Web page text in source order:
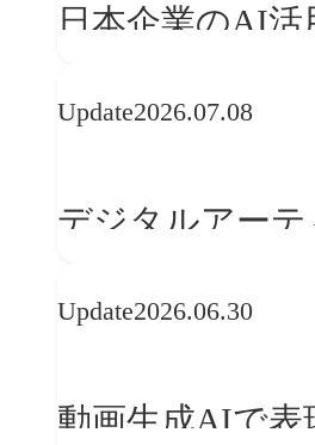
日本企業のAI活
レンドに見る「
Update2026.07.08
デジタルアー
ークフロー設計
Update2026.06.30
動画生成AIで表